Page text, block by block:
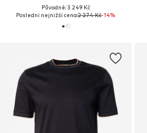
Původně: 3 249 Kč
Poslední nejnižší cena:2 274 Kč-14%